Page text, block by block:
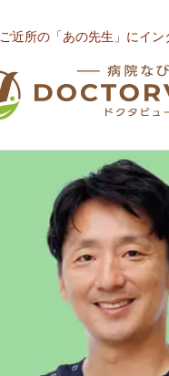
ご近所の「あの先生」にイン